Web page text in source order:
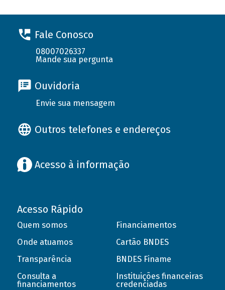
Fale Conosco
08007026337
Mande sua pergunta
Ouvidoria
Envie sua mensagem
Outros telefones e endereços
Acesso à informação
Acesso Rápido
Quem somos
Onde atuamos
Transparência
Consulta a
financiamentos
Financiamentos
Cartão BNDES
BNDES Finame
Instituições financeiras
credenciadas